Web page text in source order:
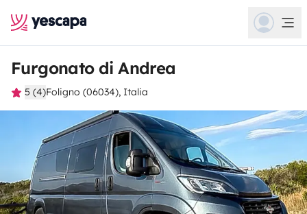
Furgonato di Andrea
5 (4)Foligno (06034), Italia